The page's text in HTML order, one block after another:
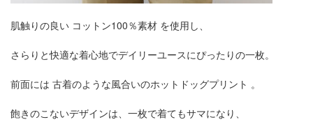
肌触りの良い コットン100％素材 を使用し、
さらりと快適な着心地でデイリーユースにぴったりの一枚。
前面には 古着のような風合いのホットドッグプリント 。
飽きのこないデザインは、一枚で着てもサマになり、